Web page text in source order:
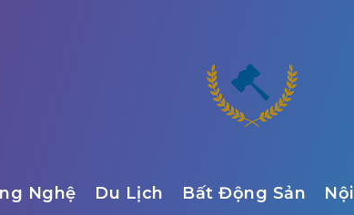
Nghệ Du Lịch Bất Động Sản